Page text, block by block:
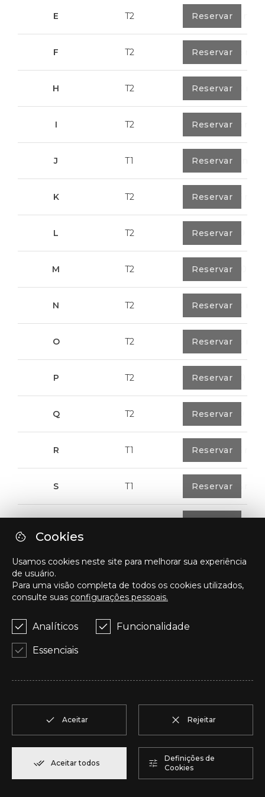
E T2 89,2 m²
Reservar
F T2 89,55 m²
Reservar
H T2 89,50 m²
Reservar
I T2 91,75 m²
Reservar
J T1 67,6 m²
Reservar
K T2 91,75 m²
Reservar
L T2 80,40 m²
Reservar
M T2 108,00 m²
Reservar
N T2 94,20 m²
Reservar
O T2 94,20 m²
Reservar
P T2 123,00 m²
Reservar
Q T2 92,00 m²
Reservar
R T1 57,95 m²
Reservar
S T1 57,95 m²
Reservar
U T2 1 104,85 m²
Reservar
V T2
W T2 1
Y T1 1 80,40 m²
Reservar
Cookies
Usamos cookies neste site para melhorar sua experiência
de usuário.
Para uma visão completa de todos os cookies utilizados,
consulte suas configurações pessoais.
Analíticos Funcionalidade
Essenciais
Aceitar Rejeitar
Aceitar todos
Definições de
Cookies